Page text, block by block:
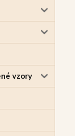
vzory